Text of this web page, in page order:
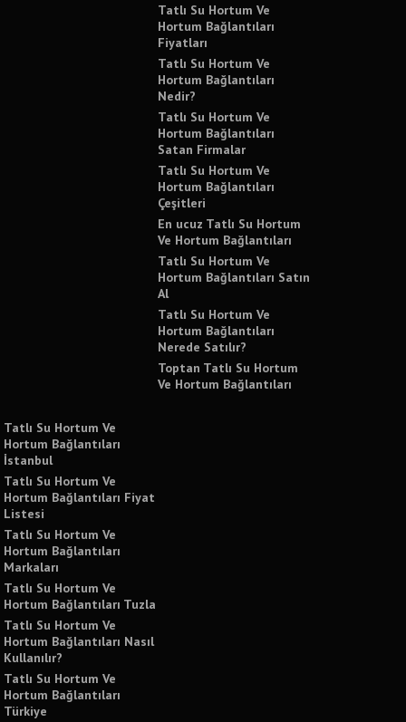
Tatlı Su Hortum Ve
Hortum Bağlantıları
Fiyatları
Tatlı Su Hortum Ve
Hortum Bağlantıları
Nedir?
Tatlı Su Hortum Ve
Hortum Bağlantıları
Satan Firmalar
Tatlı Su Hortum Ve
Hortum Bağlantıları
Çeşitleri
En ucuz Tatlı Su Hortum
Ve Hortum Bağlantıları
Tatlı Su Hortum Ve
Hortum Bağlantıları Satın
Al
Tatlı Su Hortum Ve
Hortum Bağlantıları
Nerede Satılır?
Toptan Tatlı Su Hortum
Ve Hortum Bağlantıları
Tatlı Su Hortum Ve
Hortum Bağlantıları
İstanbul
Tatlı Su Hortum Ve
Hortum Bağlantıları Fiyat
Listesi
Tatlı Su Hortum Ve
Hortum Bağlantıları
Markaları
Tatlı Su Hortum Ve
Hortum Bağlantıları Tuzla
Tatlı Su Hortum Ve
Hortum Bağlantıları Nasıl
Kullanılır?
Tatlı Su Hortum Ve
Hortum Bağlantıları
Türkiye